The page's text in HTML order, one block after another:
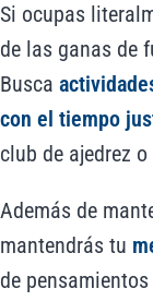
Si ocupas
de las ganas de
Busca
con el tiempo
club de ajedrez
Además de
mantendrás tu
de